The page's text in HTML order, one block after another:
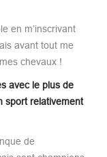
en m’inscrivant
avant tout me
chevaux !
avec le plus de
sport relativement
de